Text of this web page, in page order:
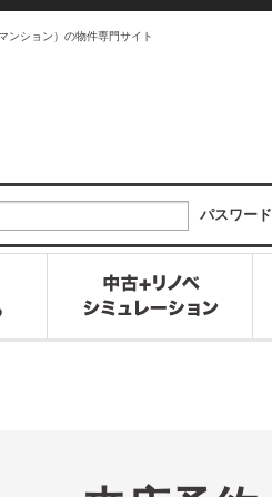
ンション）の物件専門サイト
パスワード